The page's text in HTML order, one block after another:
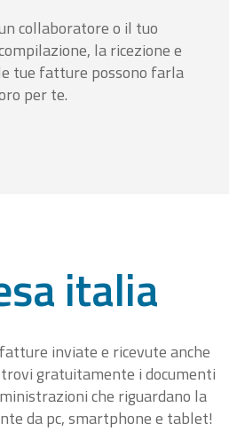
collaboratore o il tuo
la ricezione e
tue fatture possono farla
per te.
italia
inviate e ricevute anche
gratuitamente i documenti
che riguardano la
da pc, smartphone e tablet!